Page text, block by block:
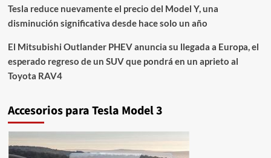
Tesla reduce nuevamente el precio del Model Y, una
disminución significativa desde hace solo un año
El Mitsubishi Outlander PHEV anuncia su llegada a Europa, el
esperado regreso de un SUV que pondrá en un aprieto al
Toyota RAV4
Accesorios para Tesla Model 3